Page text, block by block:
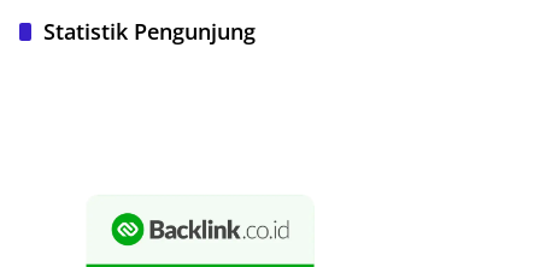
Statistik Pengunjung